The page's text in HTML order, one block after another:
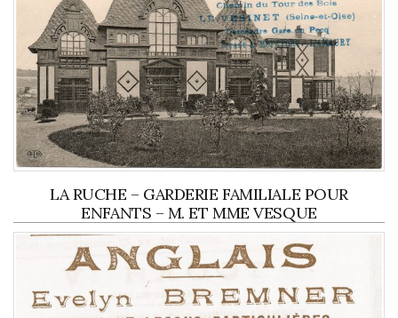
LA RUCHE – GARDERIE FAMILIALE POUR
ENFANTS – M. ET MME VESQUE